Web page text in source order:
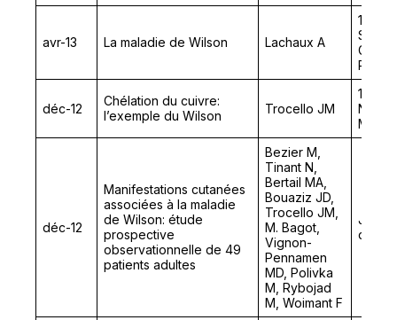
avr-13 La maladie de Wilson Lachaux A
déc-12
Chélation du cuivre:
l’exemple du Wilson
Trocello JM
déc-12
Manifestations cutanées
associées à la maladie
de Wilson: étude
prospective
observationnelle de 49
patients adultes
Bezier M,
Tinant N,
Bertail MA,
Bouaziz JD,
Trocello JM,
M. Bagot,
Vignon-
Pennamen
MD, Polivka
M, Rybojad
M, Woimant F
de